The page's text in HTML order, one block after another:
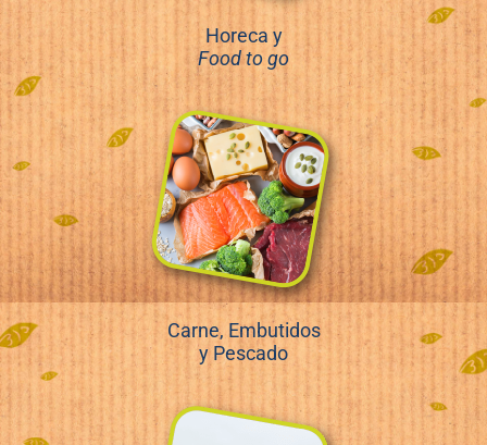
Horeca y
Food to go
Carne, Embutidos
y Pescado